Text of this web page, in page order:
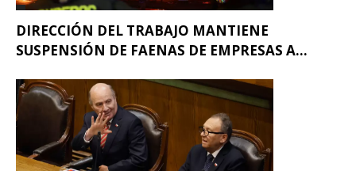
DIRECCIÓN DEL TRABAJO MANTIENE
SUSPENSIÓN DE FAENAS DE EMPRESAS A...